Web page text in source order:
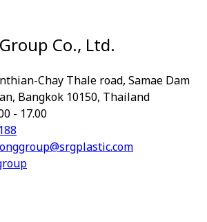
Co., Ltd.
Chay Thale road, Samae Dam
Bangkok 10150, Thailand
- 17.00